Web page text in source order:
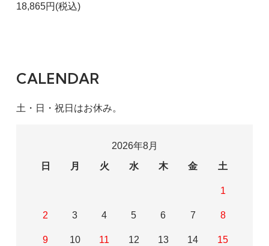
18,865円(税込)
CALENDAR
土・日・祝日はお休み。
2026年8月
日
月 火 水 木 金 土
1
2 3 4 5 6 7 8
9 10 11 12 13 14 15